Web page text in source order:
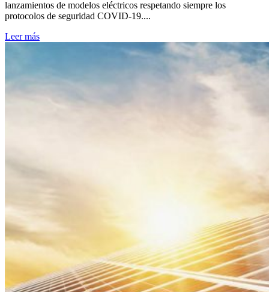
lanzamientos de modelos eléctricos respetando siempre los
protocolos de seguridad COVID-19....
Leer más